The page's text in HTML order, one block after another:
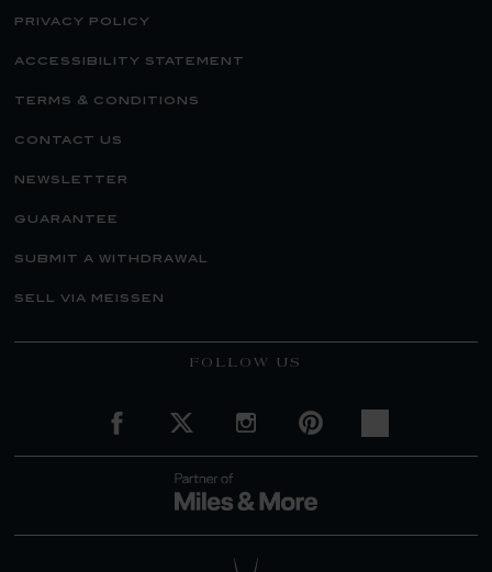
privacy policy
accessibility statement
terms & conditions
contact us
newsletter
guarantee
submit a withdrawal
sell via meissen
FOLLOW US